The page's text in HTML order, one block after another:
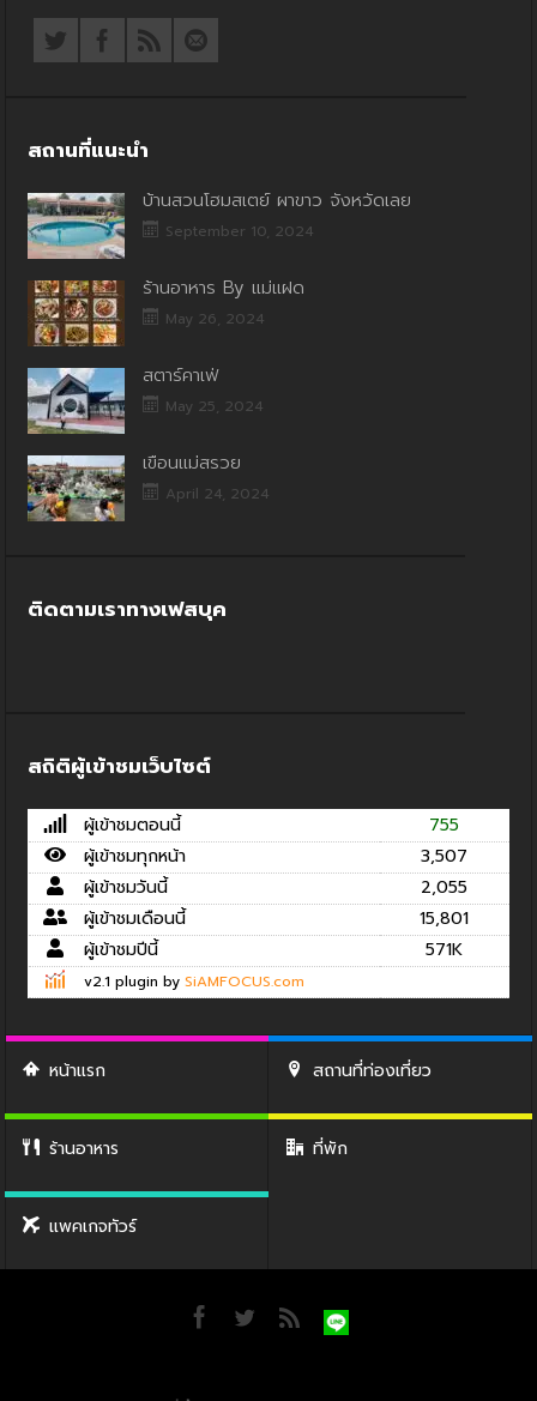
สถานที่แนะนำ
บ้านสวนโฮมสเตย์ ผาขาว จังหวัดเลย
September 10, 2024
ร้านอาหาร By แม่แฝด
May 26, 2024
สตาร์คาเฟ่
May 25, 2024
เขื่อนแม่สรวย
April 24, 2024
ติดตามเราทางเฟสบุค
สถิติผู้เข้าชมเว็บไซต์
ผู้เข้าชมตอนนี้
755
ผู้เข้าชมทุกหน้า
3,507
ผู้เข้าชมวันนี้
2,055
ผู้เข้าชมเดือนนี้
15,801
ผู้เข้าชมปีนี้
571K
v2.1 plugin by SiAMFOCUS.com
หน้าแรก สถานที่ท่องเที่ยว
ร้านอาหาร ที่พัก
แพคเกจทัวร์